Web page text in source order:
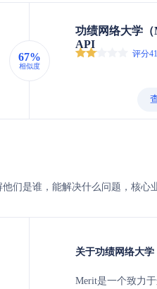
67%
相似度
功绩网络大学（
API
评分
们是谁，能解决什么问题，核
关于功绩网络大学
Merit是一个致力